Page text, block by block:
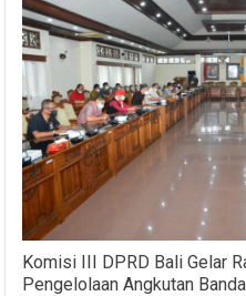
Komisi III DPRD Bali Gelar
Pengelolaan Angkutan